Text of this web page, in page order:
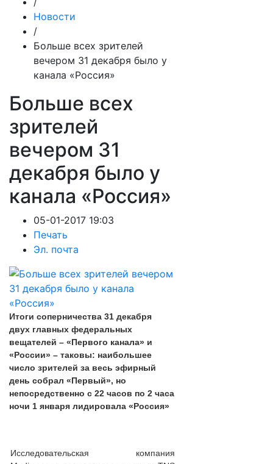
Новости
/
Больше всех зрителей
вечером 31 декабря было у
канала «Россия»
Больше всех
зрителей
вечером 31
декабря было у
канала «Россия»
05-01-2017 19:03
Печать
Эл. почта
Итоги соперничества 31 декабря
двух главных федеральных
вещателей – «Первого канала» и
«России» – таковы: наибольшее
число зрителей за весь эфирный
день собрал «Первый», но
непосредственно с 22 часов по 2 часа
ночи 1 января лидировала «Россия»
Исследовательская компания